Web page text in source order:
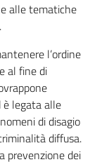
alle tematiche
l’ordine
al fine di
legata alle
di disagio
diffusa.
prevenzione dei